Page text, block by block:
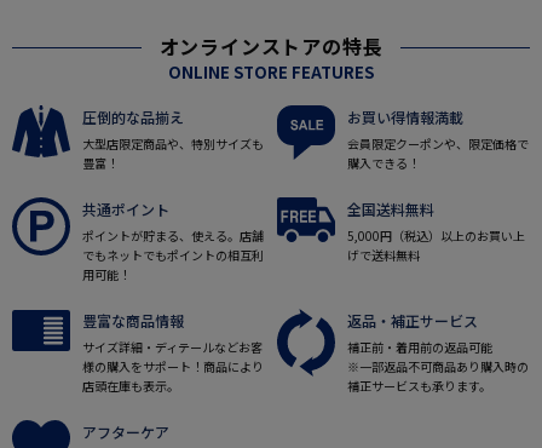
オンラインストアの特長
ONLINE STORE FEATURES
圧倒的な品揃え
大型店限定商品や、特別サイズも
豊富！
お買い得情報満載
会員限定クーポンや、限定価格で
購入できる！
共通ポイント
ポイントが貯まる、使える。店舗
でもネットでもポイントの相互利
用可能！
全国送料無料
5,000円（税込）以上のお買い上
げで送料無料
豊富な商品情報
サイズ詳細・ディテールなどお客
様の購入をサポート！商品により
店頭在庫も表示。
返品・補正サービス
補正前・着用前の返品可能
※一部返品不可商品あり購入時の
補正サービスも承ります。
アフターケア